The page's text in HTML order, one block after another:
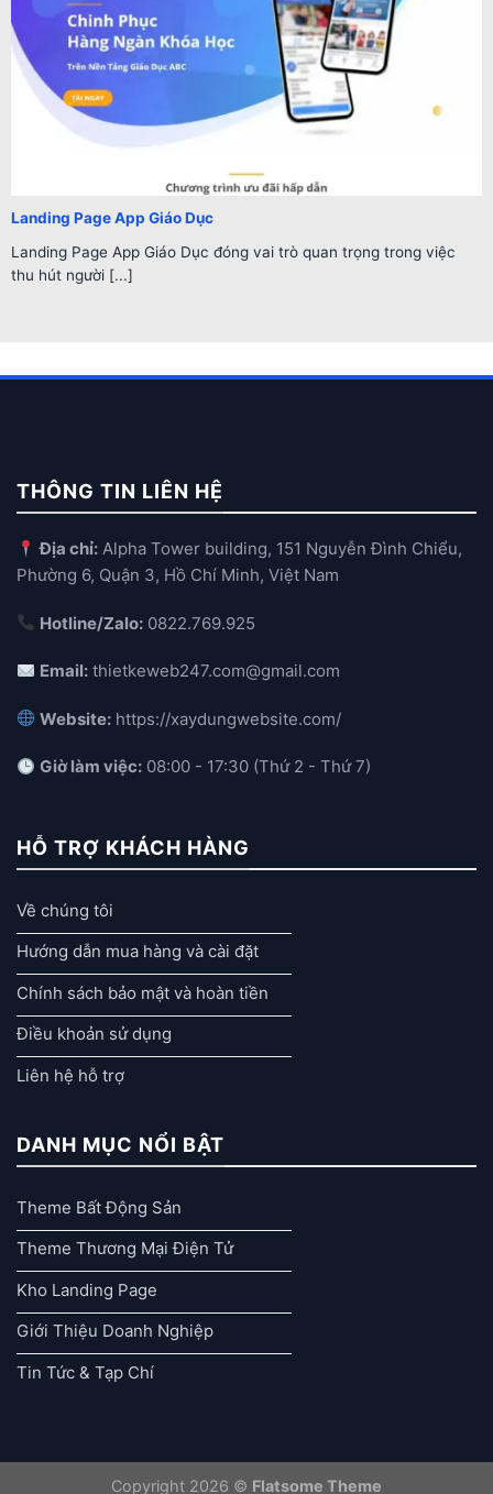
Landing Page App Giáo Dục
Landing Page App Giáo Dục đóng vai trò quan trọng trong việc
thu hút người [...]
THÔNG TIN LIÊN HỆ
Địa chỉ: Alpha Tower building, 151 Nguyễn Đình Chiểu,
Phường 6, Quận 3, Hồ Chí Minh, Việt Nam
Hotline/Zalo: 0822.769.925
Email: thietkeweb247.com@gmail.com
Website: https://xaydungwebsite.com/
Giờ làm việc: 08:00 - 17:30 (Thứ 2 - Thứ 7)
HỖ TRỢ KHÁCH HÀNG
Về chúng tôi
Hướng dẫn mua hàng và cài đặt
Chính sách bảo mật và hoàn tiền
Điều khoản sử dụng
Liên hệ hỗ trợ
DANH MỤC NỔI BẬT
Theme Bất Động Sản
Theme Thương Mại Điện Tử
Kho Landing Page
Giới Thiệu Doanh Nghiệp
Tin Tức & Tạp Chí
Copyright 2026 © Flatsome Theme